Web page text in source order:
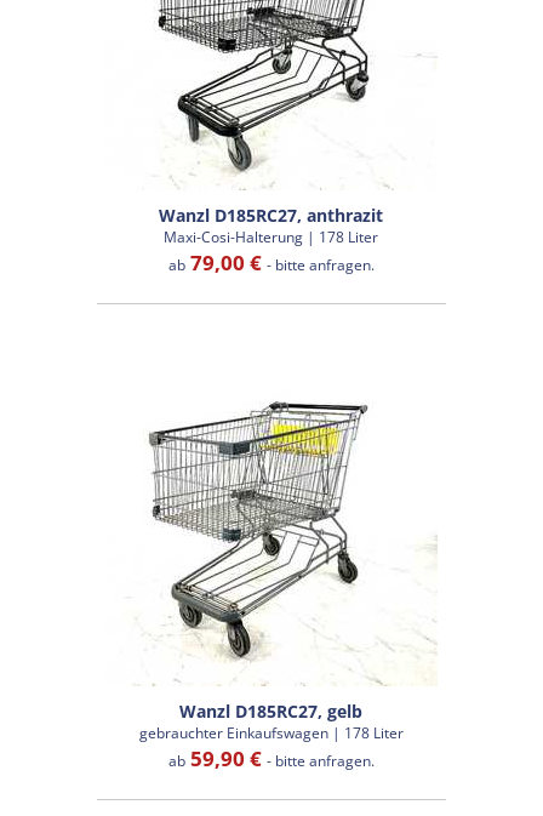
Wanzl D185RC27, anthrazit
Maxi-Cosi-Halterung | 178 Liter
ab79,00 € - bitte anfragen.
Wanzl D185RC27, gelb
gebrauchter Einkaufswagen | 178 Liter
ab59,90 € - bitte anfragen.